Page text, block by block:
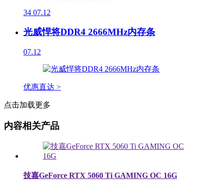
34 07.12
光威悍将DDR4 2666MHz内存条
07.12
优惠直达 >
点击加载更多
内容相关产品
技嘉GeForce RTX 5060 Ti GAMING OC 16G